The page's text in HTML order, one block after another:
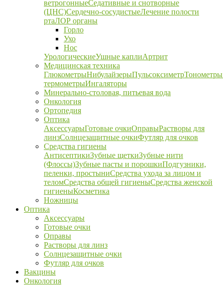
ветрогонныеСедативные и снотворные
(ЦНС)Сердечно-сосудистыеЛечение полости
ртаЛОР органы
Горло
Ухо
Нос
УрологическиеУшные каплиАртрит
Медицинская техника
ГлюкометрыНибулайзерыПульсоксиметрТонометры
термометрыИнгаляторы
Минерально-столовая, питьевая вода
Онкология
Ортопедия
Оптика
АксессуарыГотовые очкиОправыРастворы для
линзСолнцезащитные очкиФутляр для очков
Средства гигиены
АнтисептикиЗубные щеткиЗубные нити
(Флоссы)Зубные пасты и порошкиПодгузники,
пеленки, простыниСредства ухода за лицом и
теломСредства общей гигиеныСредства женской
гигиеныКосметика
Ножницы
Оптика
Аксессуары
Готовые очки
Оправы
Растворы для линз
Солнцезащитные очки
Футляр для очков
Вакцины
Онкология